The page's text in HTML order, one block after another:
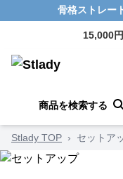
骨格ストレー
15,000
商品を検索する
Stlady TOP › セットア